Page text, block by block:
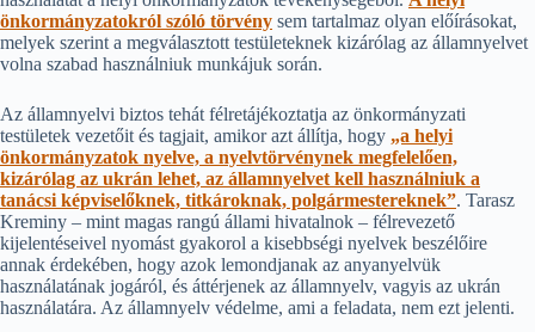
önkormányzatokról szóló törvény sem tartalmaz olyan előírásokat,
melyek szerint a megválasztott testületeknek kizárólag az államnyelvet
volna szabad használniuk munkájuk során.
Az államnyelvi biztos tehát félretájékoztatja az önkormányzati
testületek vezetőit és tagjait, amikor azt állítja, hogy „a helyi
önkormányzatok nyelve, a nyelvtörvénynek megfelelően,
kizárólag az ukrán lehet, az államnyelvet kell használniuk a
tanácsi képviselőknek, titkároknak, polgármestereknek”. Tarasz
Kreminy – mint magas rangú állami hivatalnok – félrevezető
kijelentéseivel nyomást gyakorol a kisebbségi nyelvek beszélőire
annak érdekében, hogy azok lemondjanak az anyanyelvük
használatának jogáról, és áttérjenek az államnyelv, vagyis az ukrán
használatára. Az államnyelv védelme, ami a feladata, nem ezt jelenti.